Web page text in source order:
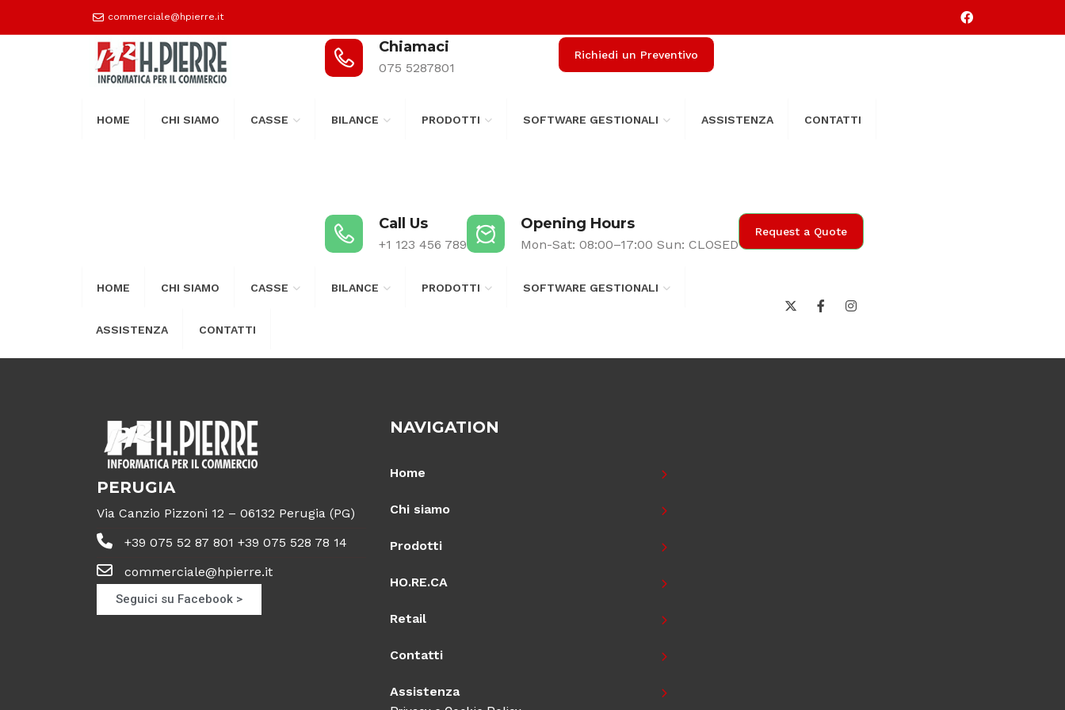
commerciale@hpierre.it
Chiamaci
075 5287801
Richiedi un Preventivo
HOME CHI SIAMO CASSE BILANCE PRODOTTI SOFTWARE GESTIONALI ASSISTENZA CONTATTI
Call Us
+1 123 456 789
Opening Hours
Mon-Sat: 08:00–17:00 Sun: CLOSED
Request a Quote
HOME CHI SIAMO CASSE BILANCE PRODOTTI SOFTWARE GESTIONALI
ASSISTENZA CONTATTI
PERUGIA
Via Canzio Pizzoni 12 – 06132 Perugia (PG)
+39 075 52 87 801 +39 075 528 78 14
commerciale@hpierre.it
Seguici su Facebook >
NAVIGATION
Home
Chi siamo
Prodotti
HO.RE.CA
Retail
Contatti
Assistenza